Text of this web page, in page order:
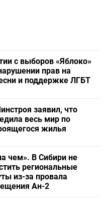
с выборов «Яблоко»
прав на
и поддержке ЛГБТ
заявил, что
весь мир по
жилья
чем». В Сибири не
региональные
из-за провала
Ан-2